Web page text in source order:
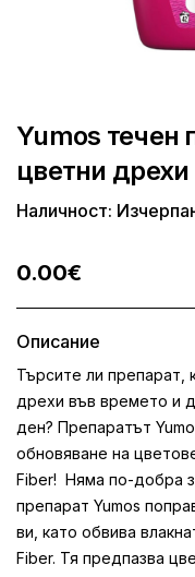
Yumos течен
цветни
Наличност:
0.00€
Описание
Търсите ли препарат,
дрехи във времето и
ден? Препаратът
обновяване на
Fiber! Няма по-добра
препарат Yumos
ви, като обвива
Fiber. Тя предпазва